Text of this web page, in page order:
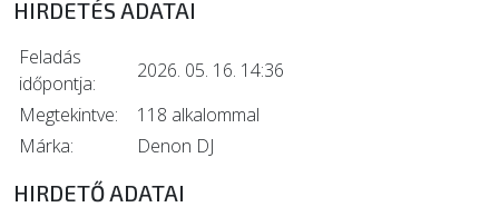
HIRDETÉS ADATAI
Feladás
időpontja:
2026. 05. 16. 14:36
Megtekintve:
118 alkalommal
Márka:
Denon DJ
HIRDETŐ ADATAI